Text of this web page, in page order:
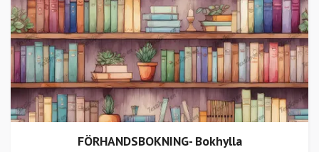
FÖRHANDSBOKNING- Bokhylla